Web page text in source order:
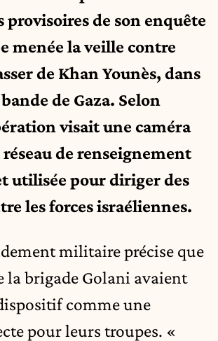
provisoires de son enquête
menée la veille contre
de Khan Younès, dans
de Gaza. Selon
visait une caméra
de renseignement
utilisée pour diriger des
les forces israéliennes.
militaire précise que
la brigade Golani avaient
comme une
pour leurs troupes. «